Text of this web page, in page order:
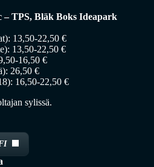
– TPS, Bläk Boks Ideapark
13,50-22,50 €
13,50-22,50 €
16,50 €
26,50 €
16,50-22,50 €
sylissä.